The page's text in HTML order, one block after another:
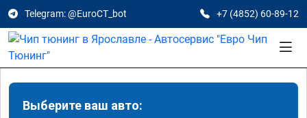
Telegram: @EuroCT_bot +7 (4852) 60-89-12
Выберите ваш авто: